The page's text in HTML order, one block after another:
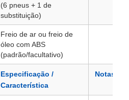
(6 pneus + 1 de
substituição)
Freio de ar ou freio de
óleo com ABS
(padrão/facultativo)
Especificação /
Característica
Notas